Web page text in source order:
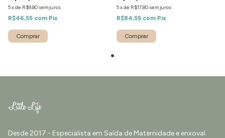
5xde R$9,80 sem juros
R$46,55 com Pix
5xde R$17,80 sem juros
R$84,55 com Pix
Desde 2017 - Especialista em Saída de Maternidade e enxoval.